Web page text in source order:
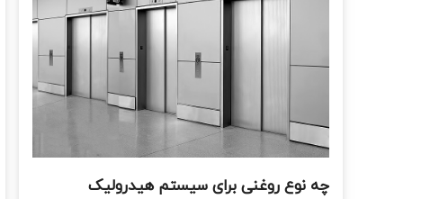
چه نوع روغنی برای سیستم‌ هیدرولیک